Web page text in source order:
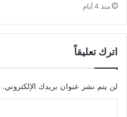
منذ 4 أيام
اترك تعليقاً
لن يتم نشر عنوان بريدك الإلكتروني.